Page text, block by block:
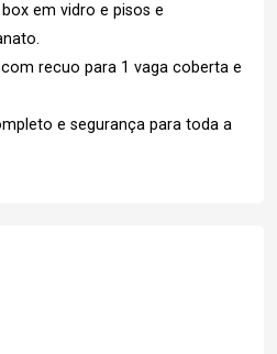
em vidro e pisos e
recuo para 1 vaga coberta e
e segurança para toda a